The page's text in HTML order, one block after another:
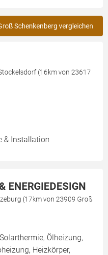
Schenkenberg vergleichen
(16km von 23617
& Installation
ENERGIEDESIGN
(17km von 23909 Groß
Ölheizung,
Heizkörper,